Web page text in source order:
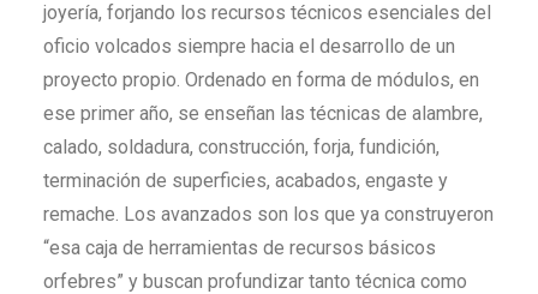
joyería, forjando los recursos técnicos esenciales del
oficio volcados siempre hacia el desarrollo de un
proyecto propio. Ordenado en forma de módulos, en
ese primer año, se enseñan las técnicas de alambre,
calado, soldadura, construcción, forja, fundición,
terminación de superficies, acabados, engaste y
remache. Los avanzados son los que ya construyeron
“esa caja de herramientas de recursos básicos
orfebres” y buscan profundizar tanto técnica como